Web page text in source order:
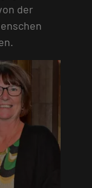
der